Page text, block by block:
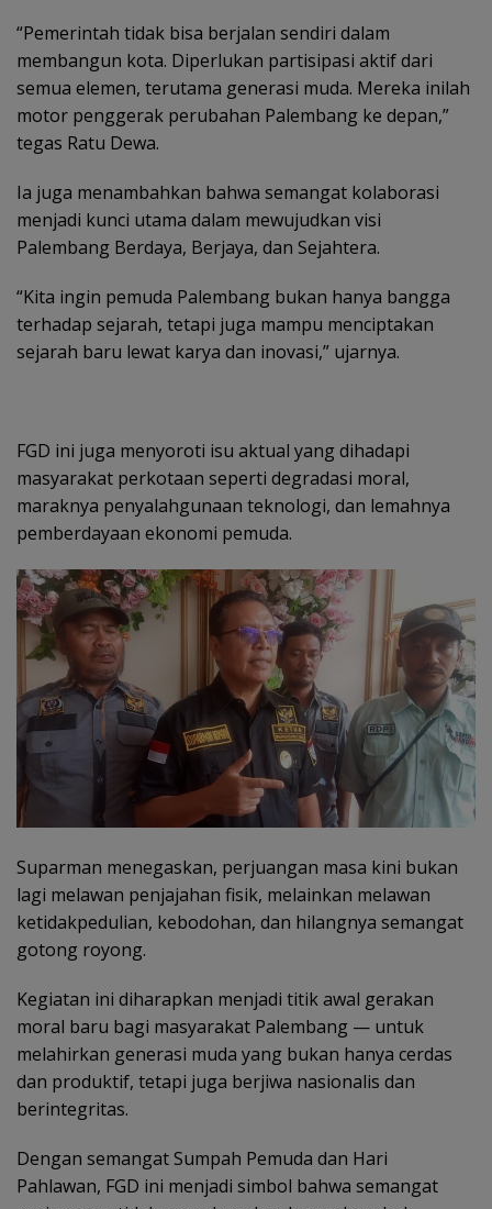
“Pemerintah tidak bisa berjalan sendiri dalam
membangun kota. Diperlukan partisipasi aktif dari
semua elemen, terutama generasi muda. Mereka inilah
motor penggerak perubahan Palembang ke depan,”
tegas Ratu Dewa.
Ia juga menambahkan bahwa semangat kolaborasi
menjadi kunci utama dalam mewujudkan visi
Palembang Berdaya, Berjaya, dan Sejahtera.
“Kita ingin pemuda Palembang bukan hanya bangga
terhadap sejarah, tetapi juga mampu menciptakan
sejarah baru lewat karya dan inovasi,” ujarnya.
FGD ini juga menyoroti isu aktual yang dihadapi
masyarakat perkotaan seperti degradasi moral,
maraknya penyalahgunaan teknologi, dan lemahnya
pemberdayaan ekonomi pemuda.
Suparman menegaskan, perjuangan masa kini bukan
lagi melawan penjajahan fisik, melainkan melawan
ketidakpedulian, kebodohan, dan hilangnya semangat
gotong royong.
Kegiatan ini diharapkan menjadi titik awal gerakan
moral baru bagi masyarakat Palembang — untuk
melahirkan generasi muda yang bukan hanya cerdas
dan produktif, tetapi juga berjiwa nasionalis dan
berintegritas.
Dengan semangat Sumpah Pemuda dan Hari
Pahlawan, FGD ini menjadi simbol bahwa semangat